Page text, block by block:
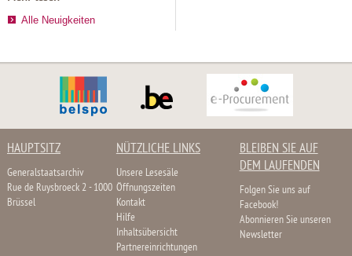
Alle Neuigkeiten
HAUPTSITZ
Generalstaatsarchiv
Rue de Ruysbroeck 2 - 1000
Brüssel
NÜTZLICHE LINKS
Unsere Lesesäle
Öffnungszeiten
Kontakt
Hilfe
Inhaltsübersicht
Partnereinrichtungen
BLEIBEN SIE AUF
DEM LAUFENDEN
Folgen Sie uns auf
Facebook!
Abonnieren Sie unseren
Newsletter